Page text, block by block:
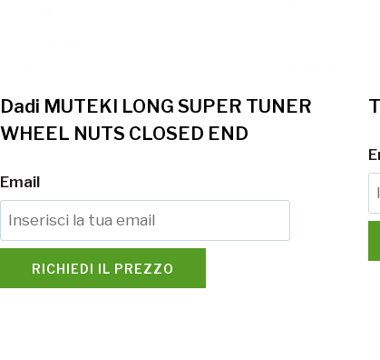
Dadi MUTEKI LONG SUPER TUNER
WHEEL NUTS CLOSED END
Email
RICHIEDI IL PREZZO